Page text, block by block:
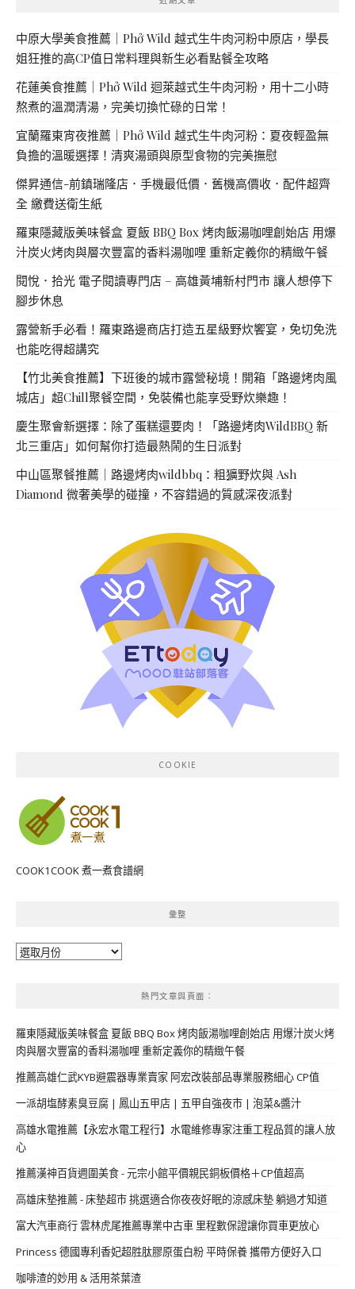
中原大學美食推薦｜Phở Wild 越式生牛肉河粉中原店，學長
姐狂推的高CP值日常料理與新生必看點餐全攻略
花蓮美食推薦｜Phở Wild 迴萊越式生牛肉河粉，用十二小時
熬煮的溫潤清湯，完美切換忙碌的日常！
宜蘭羅東宵夜推薦｜Phở Wild 越式生牛肉河粉：夏夜輕盈無
負擔的溫暖選擇！清爽湯頭與原型食物的完美撫慰
傑昇通信-前鎮瑞隆店．手機最低價．舊機高價收．配件超齊
全 繳費送衛生紙
羅東隱藏版美味餐盒 夏飯 BBQ Box 烤肉飯湯咖哩創始店 用爆
汁炭火烤肉與層次豐富的香料湯咖哩 重新定義你的精緻午餐
閱悅．拾光 電子閱讀專門店 – 高雄黃埔新村門市 讓人想停下
腳步休息
露營新手必看！羅東路邊商店打造五星級野炊饗宴，免切免洗
也能吃得超講究
【竹北美食推薦】下班後的城市露營秘境！開箱「路邊烤肉風
城店」超Chill聚餐空間，免裝備也能享受野炊樂趣！
慶生聚會新選擇：除了蛋糕還要肉！「路邊烤肉WildBBQ 新
北三重店」如何幫你打造最熱鬧的生日派對
中山區聚餐推薦｜路邊烤肉wildbbq：粗獷野炊與 Ash
Diamond 微奢美學的碰撞，不容錯過的質感深夜派對
COOKIE
COOK1COOK 煮一煮食譜網
彙整
彙
熱門文章與頁面︰
羅東隱藏版美味餐盒 夏飯 BBQ Box 烤肉飯湯咖哩創始店 用爆汁炭火烤
肉與層次豐富的香料湯咖哩 重新定義你的精緻午餐
推薦高雄仁武KYB避震器專業賣家 阿宏改裝部品專業服務細心 CP值
一派胡塩酵素臭豆腐 | 鳳山五甲店 | 五甲自強夜市 | 泡菜&醬汁
高雄水電推薦【永宏水電工程行】水電維修專家注重工程品質的讓人放
心
推薦漢神百貨週圍美食 - 元宗小館平價親民銅板價格＋CP值超高
高雄床墊推薦 - 床墊超市 挑選適合你夜夜好眠的涼感床墊 躺過才知道
富大汽車商行 雲林虎尾推薦專業中古車 里程數保證讓你買車更放心
Princess 德國專利香妃超胜肽膠原蛋白粉 平時保養 攜帶方便好入口
咖啡渣的妙用 & 活用茶葉渣